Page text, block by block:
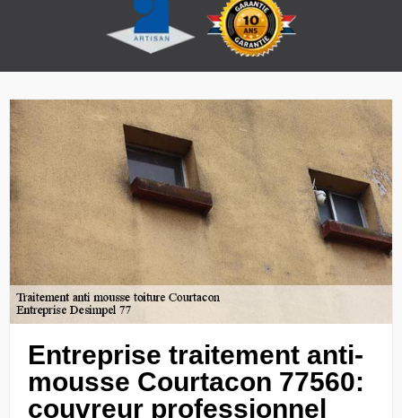
Entreprise traitement anti-
mousse Courtacon 77560:
couvreur professionnel